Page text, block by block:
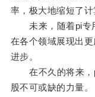
率，极大地缩短了
未来，随着pi专用
在各个领域展现出
进步。
在不久的将来，pi
股不可或缺的力量。